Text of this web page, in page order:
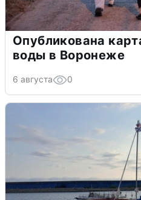
Опубликована
воды в Воронеже
6 августа 0